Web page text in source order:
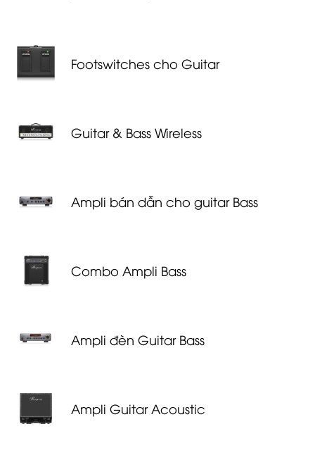
Footswitches cho Guitar
Guitar & Bass Wireless
Ampli bán dẫn cho guitar Bass
Combo Ampli Bass
Ampli đèn Guitar Bass
Ampli Guitar Acoustic